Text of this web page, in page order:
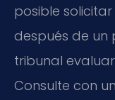
posible
después de un
tribunal
Consulte con